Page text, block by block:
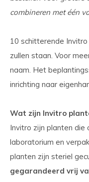
combineren met één
10 schitterende
zullen staan. Voor
naam. Het
inrichting naar
Wat zijn Invitro
Invitro zijn planten die
laboratorium en
planten zijn steriel
gegarandeerd vrij